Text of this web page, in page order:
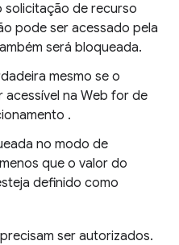
solicitação de recurso
pode ser acessado pela
será bloqueada.
mesmo se o
na Web for de
.
no modo de
que o valor do
definido como
ser autorizados.